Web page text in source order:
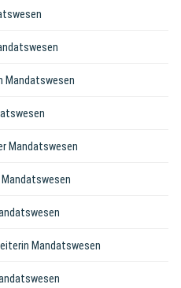
Mandatswesen
Mandatswesen
Mandatswesen